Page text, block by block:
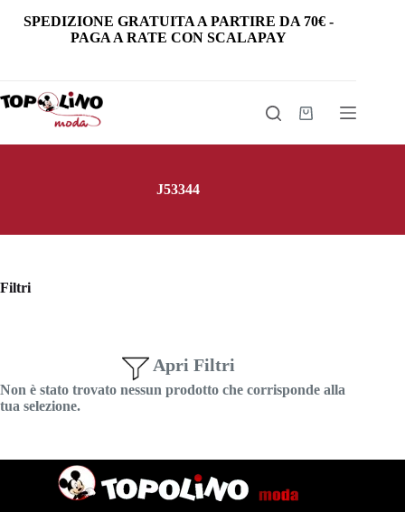
SPEDIZIONE GRATUITA A PARTIRE DA 70€ -
PAGA A RATE CON SCALAPAY
Carrello
J53344
Apri Filtri
Non è stato trovato nessun prodotto che corrisponde alla
tua selezione.
Filtri